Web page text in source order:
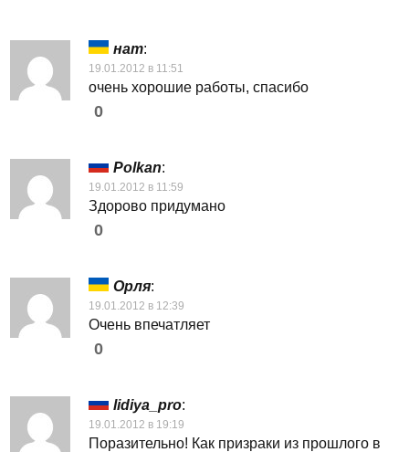
нат:
19.01.2012 в 11:51
очень хорошие работы, спасибо
0
Polkan:
19.01.2012 в 11:59
Здорово придумано
0
Орля:
19.01.2012 в 12:39
Очень впечатляет
0
lidiya_pro:
19.01.2012 в 19:19
Поразительно! Как призраки из прошлого в